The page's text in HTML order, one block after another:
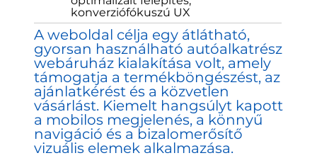
konverziófókuszú UX
A weboldal célja egy átlátható,
gyorsan használható autóalkatrész
webáruház kialakítása volt, amely
támogatja a termékböngészést, az
ajánlatkérést és a közvetlen
vásárlást. Kiemelt hangsúlyt kapott
a mobilos megjelenés, a könnyű
navigáció és a bizalomerősítő
vizuális elemek alkalmazása.